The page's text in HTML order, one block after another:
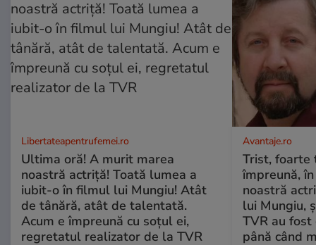
Libertateapentrufemei.ro
Ultima oră! A murit marea
noastră actriță! Toată lumea a
iubit-o în filmul lui Mungiu! Atât
de tânără, atât de talentată.
Acum e împreună cu soțul ei,
regretatul realizator de la TVR
Avantaje.ro
Trist, foarte
împreună,
noastră
lui Mungiu,
TVR au
până când